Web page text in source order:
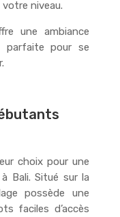
niveau.
une ambiance
parfaite pour se
choix pour une
Bali. Situé sur la
possède une
faciles d’accès